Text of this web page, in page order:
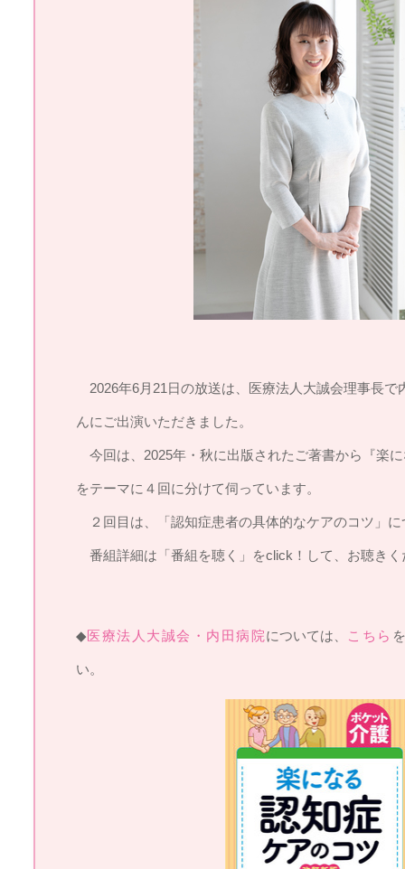
2026年6月21日の放送は、医療法人大誠会理事長で
んにご出演いただきました。
今回は、2025年・秋に出版されたご著書から『楽
をテーマに４回に分けて伺っています。
２回目は、「認知症患者の具体的なケアのコツ」に
番組詳細は「番組を聴く」をclick！して、お聴きく
◆医療法人大誠会・内田病院については、 こちら
い。